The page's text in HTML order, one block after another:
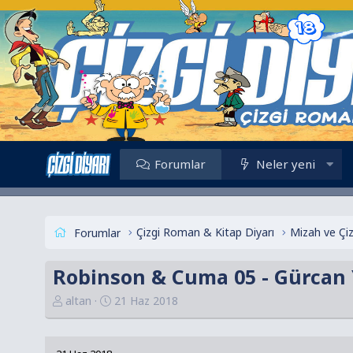
Forumlar Neler yeni
Forumlar Çizgi Roman & Kitap Diyarı Mizah ve
Robinson & Cuma 05 -
K
o
altan
B
a
21 Haz 2018